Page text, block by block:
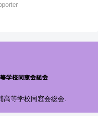
等学校同窓会総会.